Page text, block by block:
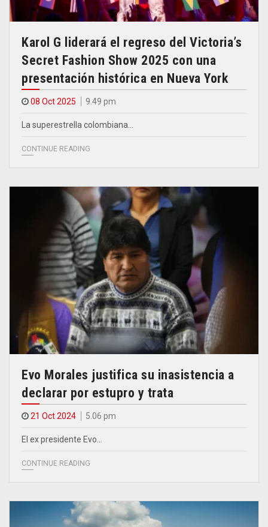
Karol G liderará el regreso del Victoria’s
Secret Fashion Show 2025 con una
presentación histórica en Nueva York
08 Oct 2025 9.49 pm
La superestrella colombiana…
CONTINUE READING
Evo Morales justifica su inasistencia a
declarar por estupro y trata
21 Oct 2024 5.06 pm
El ex presidente Evo…
CONTINUE READING